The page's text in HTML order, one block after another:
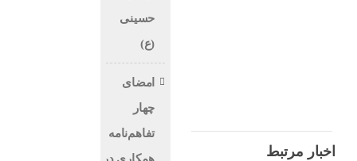
اخبار مرتبط
حسینی
(ع)
امضای
چهار
تفاهم‌نامه